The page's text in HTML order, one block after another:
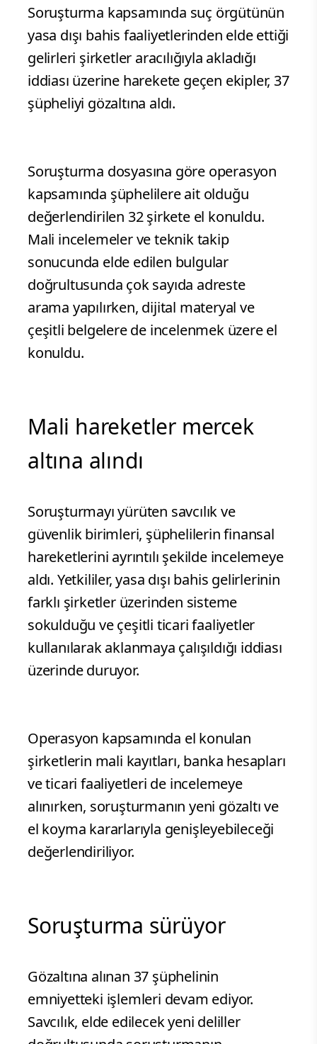
Soruşturma kapsamında suç örgütünün
yasa dışı bahis faaliyetlerinden elde ettiği
gelirleri şirketler aracılığıyla akladığı
iddiası üzerine harekete geçen ekipler, 37
şüpheliyi gözaltına aldı.
Soruşturma dosyasına göre operasyon
kapsamında şüphelilere ait olduğu
değerlendirilen 32 şirkete el konuldu.
Mali incelemeler ve teknik takip
sonucunda elde edilen bulgular
doğrultusunda çok sayıda adreste
arama yapılırken, dijital materyal ve
çeşitli belgelere de incelenmek üzere el
konuldu.
Mali hareketler mercek
altına alındı
Soruşturmayı yürüten savcılık ve
güvenlik birimleri, şüphelilerin finansal
hareketlerini ayrıntılı şekilde incelemeye
aldı. Yetkililer, yasa dışı bahis gelirlerinin
farklı şirketler üzerinden sisteme
sokulduğu ve çeşitli ticari faaliyetler
kullanılarak aklanmaya çalışıldığı iddiası
üzerinde duruyor.
Operasyon kapsamında el konulan
şirketlerin mali kayıtları, banka hesapları
ve ticari faaliyetleri de incelemeye
alınırken, soruşturmanın yeni gözaltı ve
el koyma kararlarıyla genişleyebileceği
değerlendiriliyor.
Soruşturma sürüyor
Gözaltına alınan 37 şüphelinin
emniyetteki işlemleri devam ediyor.
Savcılık, elde edilecek yeni deliller